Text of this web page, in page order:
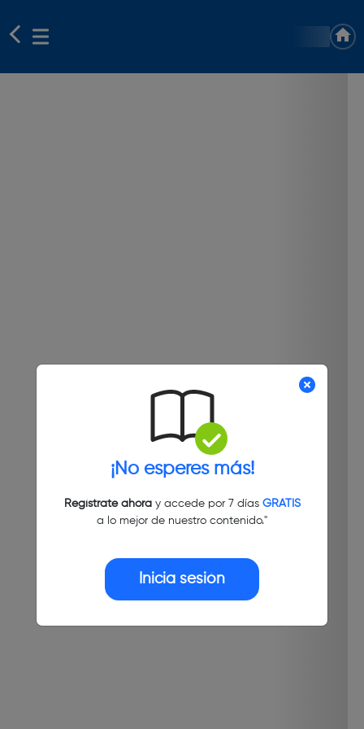
¡No esperes más!
Regístrate ahoray accede por 7 días GRATIS
a lo mejor de nuestro contenido."
Inicia sesión